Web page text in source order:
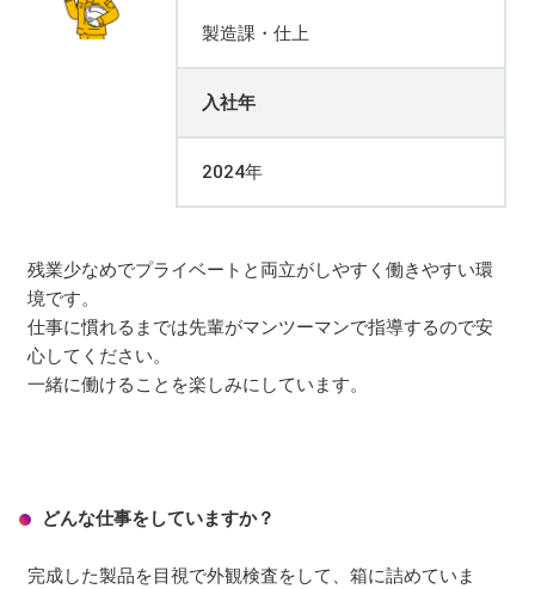
製造課・仕上
入社年
2024年
残業少なめでプライベートと両立がしやすく働きやすい環
境です。
仕事に慣れるまでは先輩がマンツーマンで指導するので安
心してください。
一緒に働けることを楽しみにしています。
どんな仕事をしていますか？
完成した製品を目視で外観検査をして、箱に詰めていま